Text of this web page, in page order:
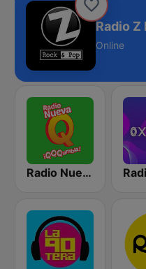
Radio Z
Online
Radio Nueva Q